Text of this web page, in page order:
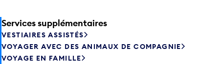
Services supplémentaires
VESTIAIRES ASSISTÉS
VOYAGER AVEC DES ANIMAUX DE COMPAGNIE
VOYAGE EN FAMILLE